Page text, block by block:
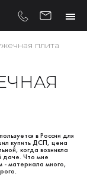
плита
в России для
купить ДСП, цена
когда возникла
даче. Что мне
- материала много,